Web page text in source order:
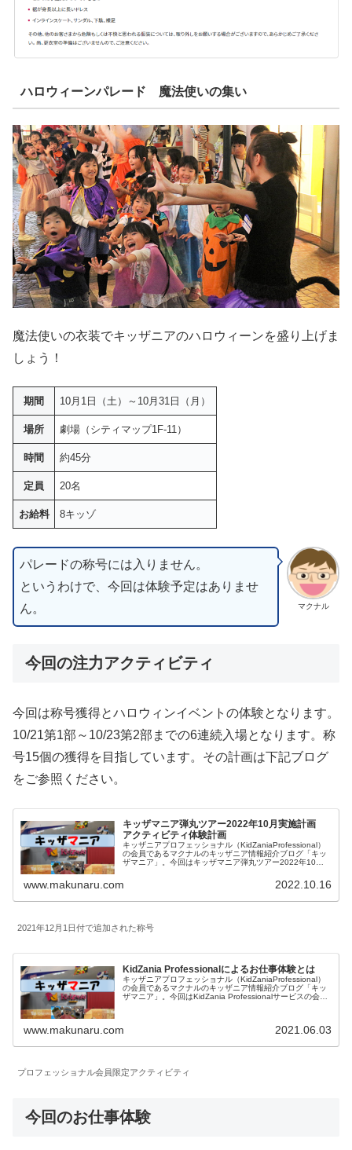
ハロウィーンパレード 魔法使いの集い
魔法使いの衣装でキッザニアのハロウィーンを盛り上げま
しょう！
期間 10月1日（土）～10月31日（月）
場所 劇場（シティマップ1F-11）
時間 約45分
定員 20名
お給料 8キッゾ
マクナル
パレードの称号には入りません。
というわけで、今回は体験予定はありませ
ん。
今回の注力アクティビティ
今回は称号獲得とハロウィンイベントの体験となります。
10/21第1部～10/23第2部までの6連続入場となります。称
号15個の獲得を目指しています。その計画は下記ブログ
をご参照ください。
キッザマニア弾丸ツアー2022年10月実施計画
アクティビティ体験計画
キッザニアプロフェッショナル（KidZaniaProfessional）
の会員であるマクナルのキッザニア情報紹介ブログ「キッ
ザマニア」。今回はキッザマニア弾丸ツアー2022年10月
まとめました。結果は別記事で記載します。
www.makunaru.com 2022.10.16
2021年12月1日付で追加された称号
KidZania Professionalによるお仕事体験とは
キッザニアプロフェッショナル（KidZaniaProfessional）
の会員であるマクナルのキッザニア情報紹介ブログ「キッ
ザマニア」。今回はKidZania Professionalサービスの会員
www.makunaru.com 2021.06.03
プロフェッショナル会員限定アクティビティ
今回のお仕事体験